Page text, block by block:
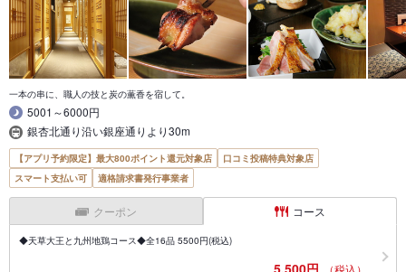
一本の串に、職人の技と炭の薫香を宿して。
5001～6000円
銀杏北通り沿い銀座通りより30m
【アプリ予約限定】最大800ポイント還元対象店
口コミ投稿特典対象店
スマート支払い可
適格請求書発行事業者
クーポン コース
◆天草大王と九州地鶏コース◆全16品 5500円(税込)
5,500円 （税込）